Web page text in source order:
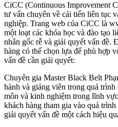
CiCC (Continuous Improvement
tư vấn chuyên về cải tiến liên tục
nghiệp. Trang web của CiCC là
một loạt các khóa học và đào tạo
nhân gốc rễ và giải quyết vấn đề.
hàng có thể chọn lựa để phù hợp
vấn đề cần giải quyết:
Chuyên gia Master Black Belt
hành và giảng viên trong quá
môn và kinh nghiệm trong lĩnh
khách hàng tham gia vào quá
giải quyết vấn đề một cách hiệu